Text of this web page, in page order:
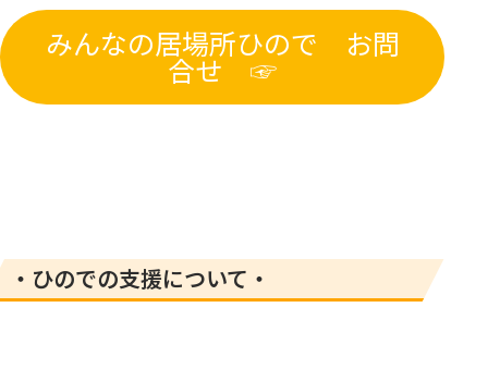
みんなの居場所ひので お問
合せ ☞
・ひのでの支援について・